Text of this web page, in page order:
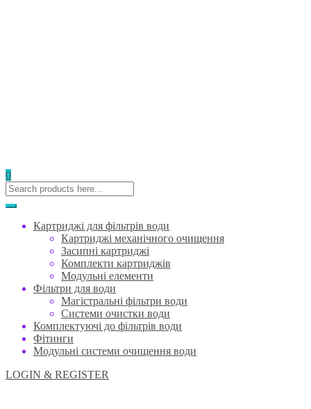
0
Картриджі для фільтрів води
Картриджі механічного очищення
Засипні картриджі
Комплекти картриджів
Модульні елементи
Фільтри для води
Магістральні фільтри води
Системи очистки води
Комплектуючі до фільтрів води
Фітинги
Модульні системи очищення води
LOGIN & REGISTER